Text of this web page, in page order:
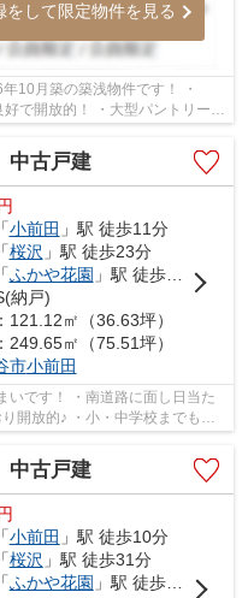
をして限定物件を見る
10月築の築浅物件です！ ・
で開放的！ ・大型パントリー、
古戸建
「小前田 」駅 徒歩11分
「桜沢 」駅 徒歩23分
「ふかや花園 」駅 徒歩35分
納戸)
121.12㎡（36.63坪）
249.65㎡（75.51坪）
市小前田
いです！ ・南道路に面し日当た
開放的♪ ・小・中学校までも近
古戸建
「小前田 」駅 徒歩10分
「桜沢 」駅 徒歩31分
「ふかや花園 」駅 徒歩31分